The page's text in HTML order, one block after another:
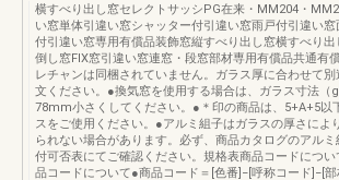
横すべり出し窓セレクトサッシPG在来・MM204・
い窓単体引違い窓シャッター付引違い窓雨戸付引違い窓
付引違い窓専用有償品装飾窓縦すべり出し窓横すべり出
倒し窓FIX窓引違い窓連窓・段窓部材専用有償品共通有
レチャンは同梱されていません。ガラス厚に合わせて別
文ください。●換気窓を使用する場合は、ガラス寸法（
78mm小さくしてください。●＊印の商品は、5+A+5以
スをご使用ください。●アルミ組子はガラスの厚さによ
られない場合があります。必ず、商品カタログのアルミ
付可否表にてご確認ください。規格表商品コードについ
品コードについて●商品コード＝[色番]−[呼称コード]−[部